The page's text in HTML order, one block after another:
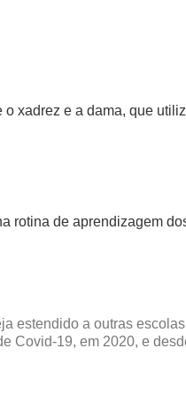
xadrez e a dama, que
rotina de aprendizagem
estendido a outras
Covid-19, em 2020, e